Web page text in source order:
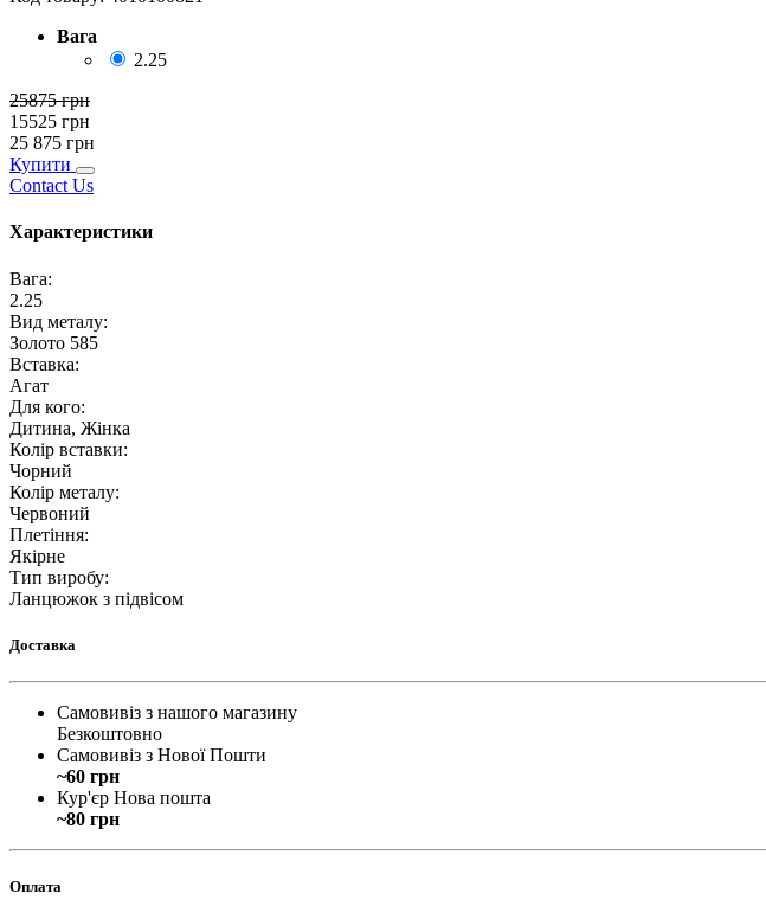
Вага
2.25
25875грн
15525 грн
25 875 грн
Купити
Contact Us
Характеристики
Вага:
2.25
Вид металу:
Золото 585
Вставка:
Агат
Для кого:
Дитина, Жінка
Колір вставки:
Чорний
Колір металу:
Червоний
Плетіння:
Якірне
Тип виробу:
Ланцюжок з підвісом
Доставка
Самовивіз з нашого магазину
Безкоштовно
Самовивіз з Нової Пошти
~60 грн
Кур'єр Нова пошта
~80 грн
Оплата